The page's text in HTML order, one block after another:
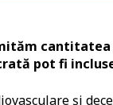
pot fi
și